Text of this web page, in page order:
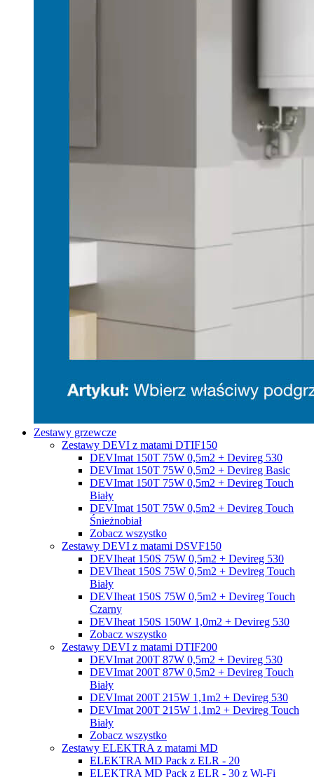
Zestawy grzewcze
Zestawy DEVI z matami DTIF150
DEVImat 150T 75W 0,5m2 + Devireg 530
DEVImat 150T 75W 0,5m2 + Devireg Basic
DEVImat 150T 75W 0,5m2 + Devireg Touch
Biały
DEVImat 150T 75W 0,5m2 + Devireg Touch
Śnieżnobiał
Zobacz wszystko
Zestawy DEVI z matami DSVF150
DEVIheat 150S 75W 0,5m2 + Devireg 530
DEVIheat 150S 75W 0,5m2 + Devireg Touch
Biały
DEVIheat 150S 75W 0,5m2 + Devireg Touch
Czarny
DEVIheat 150S 150W 1,0m2 + Devireg 530
Zobacz wszystko
Zestawy DEVI z matami DTIF200
DEVImat 200T 87W 0,5m2 + Devireg 530
DEVImat 200T 87W 0,5m2 + Devireg Touch
Biały
DEVImat 200T 215W 1,1m2 + Devireg 530
DEVImat 200T 215W 1,1m2 + Devireg Touch
Biały
Zobacz wszystko
Zestawy ELEKTRA z matami MD
ELEKTRA MD Pack z ELR - 20
ELEKTRA MD Pack z ELR - 30 z Wi-Fi